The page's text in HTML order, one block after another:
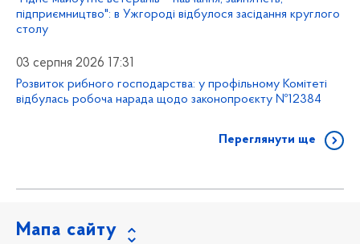
підприємництво": в Ужгороді відбулося засідання круглого
столу
03 серпня 2026 17:31
Розвиток рибного господарства: у профільному Комітеті
відбулась робоча нарада щодо законопроєкту №12384
Переглянути ще
Мапа сайту